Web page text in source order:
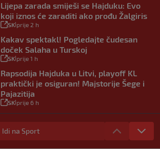
Lijepa zarada smiješi se Hajduku: Evo
koji iznos će zaraditi ako prođu Žalgiris
SK prije 2 h
Kakav spektakl! Pogledajte čudesan
doček Salaha u Turskoj
SK prije 1 h
Rapsodija Hajduka u Litvi, playoff KL
praktički je osiguran! Majstorije Šege i
Pajazitija
SK prije 6 h
Mišićeva zamjena zapela u Beogradu
prije 1 h
Idi na Sport